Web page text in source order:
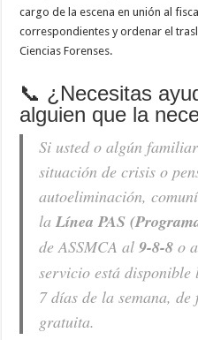
cargo de la escena en unión al
correspondientes y ordenar el
Ciencias Forenses.
📞 ¿Necesitas
alguien que la
Si usted o algún
situación de crisis o
autoeliminación,
la Línea PAS
de ASSMCA al 9-8-8 o
servicio está
7 días de la semana,
gratuita.